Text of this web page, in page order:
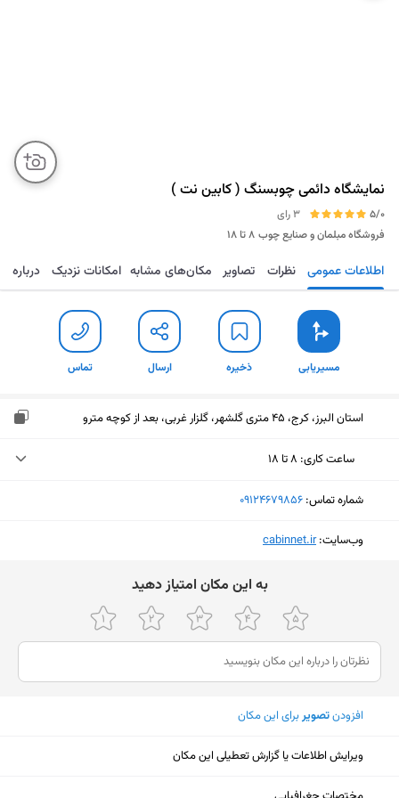
نمایشگاه دائمی چوبسنگ ( کابین نت )
5/0
3 رای
فروشگاه مبلمان و صنایع چوب ۸ تا ۱۸
مسیریابی ذخیره ارسال تماس اطلاعات عمومی نظرات تصاویر مکان‌های مشابه امکانات نزدیک درباره
مسیریابی ذخیره ارسال تماس
استان البرز، کرج، ۴۵ متری گلشهر، گلزار غربی، بعد از کوچه مترو
ساعت کاری: ۸ تا ۱۸
دوشنبه (امروز)
جمعه
۱۱ تا ۱۶
شنبه
۸ تا ۱۸
یکشنبه
شماره تماس: ‎09124679856
وب‌سایت:‎cabinnet.ir
ﺑﻪ اﯾﻦ ﻣﮑﺎن اﻣﺘﯿﺎز دﻫﯿﺪ
افزودنتصویربرای این مکان
ویرایش اطلاعات یا گزارش تعطیلی این مکان